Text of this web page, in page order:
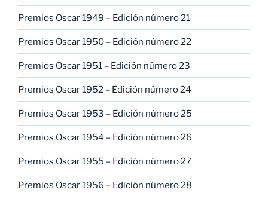
Premios Oscar 1949 – Edición número 21
Premios Oscar 1950 – Edición número 22
Premios Oscar 1951 – Edición número 23
Premios Oscar 1952 – Edición número 24
Premios Oscar 1953 – Edición número 25
Premios Oscar 1954 – Edición número 26
Premios Oscar 1955 – Edición número 27
Premios Oscar 1956 – Edición número 28